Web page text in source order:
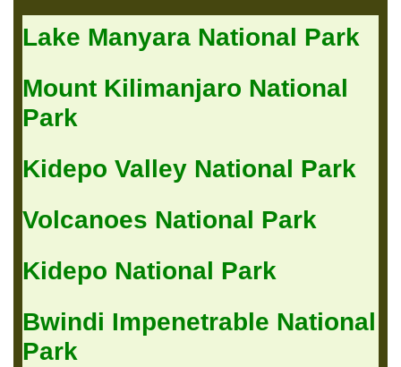
Lake Manyara National Park
Mount Kilimanjaro National
Park
Kidepo Valley National Park
Volcanoes National Park
Kidepo National Park
Bwindi Impenetrable National
Park